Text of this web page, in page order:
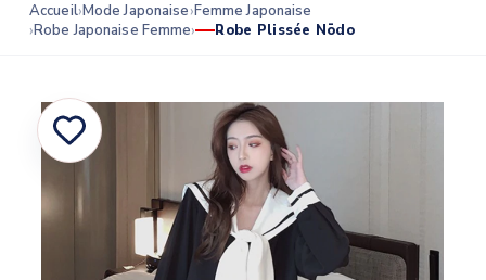
Accueil Mode Japonaise Femme Japonaise
Robe Japonaise Femme
Robe Plissée Nōdo